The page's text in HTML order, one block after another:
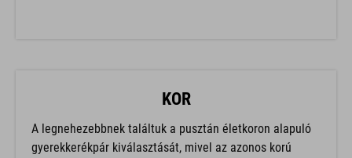
gyerekkerékpár kiválasztását, mivel az azonos korú
gyermekek magassága igen eltérő lehet. Néhány ötéves